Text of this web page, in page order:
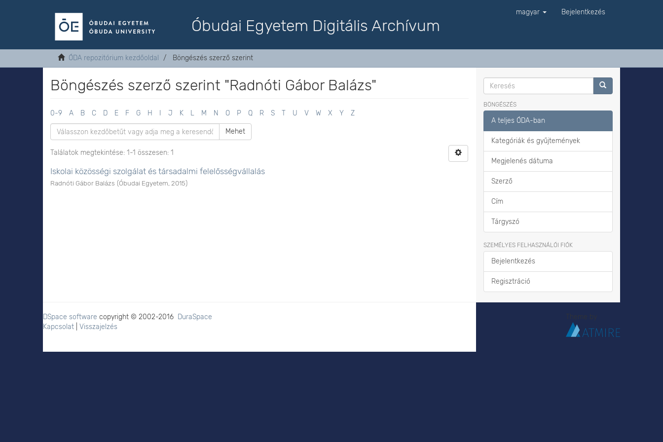
Óbudai Egyetem Digitális Archívum
magyar Bejelentkezés
ÓDA repozitórium kezdőoldal Böngészés szerző szerint
Böngészés szerző szerint "Radnóti Gábor Balázs"
0-9 A B C D E F G H J K L M N O P Q R S T U V W X Y Z
Mehet
Találatok megtekintése: 1-1 összesen: 1
Iskolai közösségi szolgálat és társadalmi felelősségvállalás
Radnóti Gábor Balázs (Óbudai Egyetem 2015)
BÖNGÉSZÉS
A teljes ÓDA-ban
Kategóriák és gyűjtemények
Megjelenés dátuma
Szerző
Cím
Tárgyszó
SZEMÉLYES FELHASZNÁLÓI FIÓK
Bejelentkezés
Regisztráció
DSpace software copyright © 2002-2016 DuraSpace
Kapcsolat
Visszajelzés
Theme by